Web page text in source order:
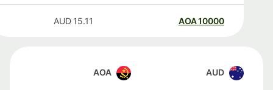
10000
AOA
15.11
AUD
AUD
AOA